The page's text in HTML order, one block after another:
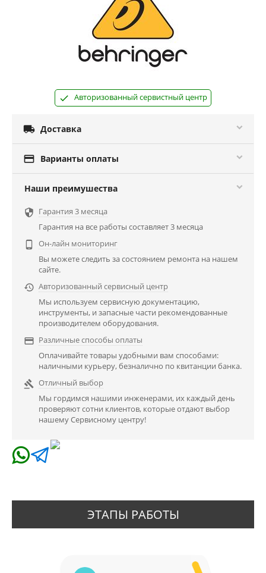
Авторизованный сервистный центр
 Доставка
 Варианты оплаты
Наши преимушества
 Гарантия 3 месяца
Гарантия на все работы составляет 3 месяца

Он-лайн мониторинг
Вы можете следить за состоянием ремонта на нашем
сайте.
 Авторизованный сервисный центр
Мы используем сервисную документацию,
инструменты, и запасные части рекомендованные
производителем оборудования.
 Различные способы оплаты
Оплачивайте товары удобными вам способами:
наличными курьеру, безналично по квитанции банка.
 Отличный выбор
Мы гордимся нашими инженерами, их каждый день
проверяют сотни клиентов, которые отдают выбор
нашему Сервисному центру!
ЭТАПЫ РАБОТЫ